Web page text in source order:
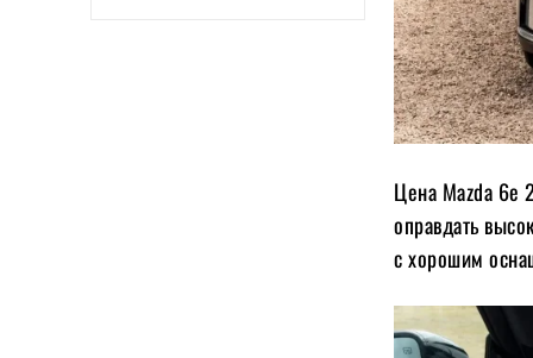
Цена Mazda 6e
оправдать
с хорошим